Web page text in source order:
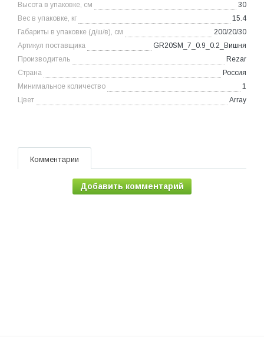
Высота в упаковке, см
30
Вес в упаковке, кг
15.4
Габариты в упаковке (д/ш/в), см
200/20/30
Артикул поставщика
GR20SM_7_0.9_0.2_Вишня
Производитель
Rezar
Страна
Россия
Минимальное количество
1
Цвет
Array
Комментарии
Добавить комментарий